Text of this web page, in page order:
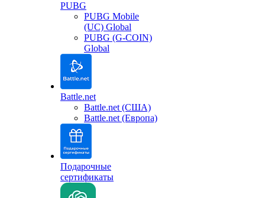
PUBG
PUBG Mobile
(UC) Global
PUBG (G-COIN)
Global
Battle.net
Battle.net (США)
Battle.net (Европа)
Подарочные
сертификаты